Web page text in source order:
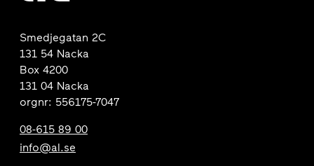
Smedjegatan 2C
131 54 Nacka
Box 4200
131 04 Nacka
orgnr: 556175-7047
08-615 89 00
info@al.se